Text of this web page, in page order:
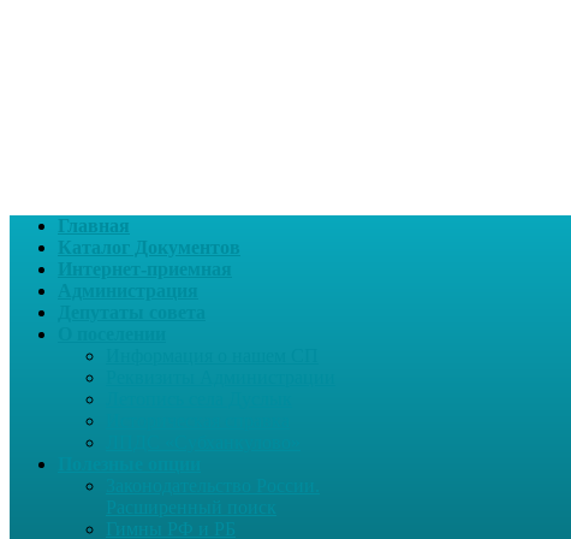
Главная
Каталог Документов